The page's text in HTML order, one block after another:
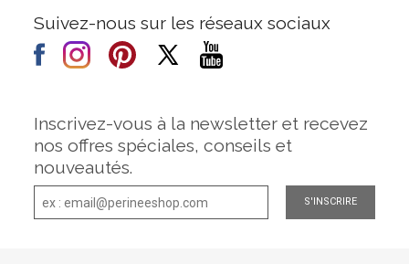
Suivez-nous sur les réseaux sociaux
Inscrivez-vous à la newsletter et recevez
nos offres spéciales, conseils et
nouveautés.
S'INSCRIRE